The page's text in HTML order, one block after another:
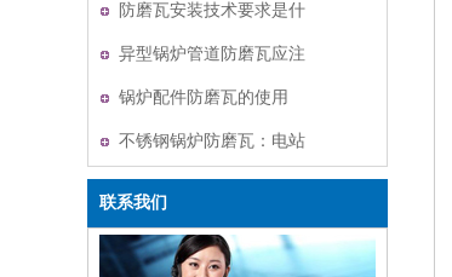
防磨瓦安装技术要求是什
么
异型锅炉管道防磨瓦应注
意哪些数据？
锅炉配件防磨瓦的使用
不锈钢锅炉防磨瓦：电站
锅炉的耐磨守护者
联系我们